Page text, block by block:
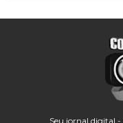
Seu jornal digital